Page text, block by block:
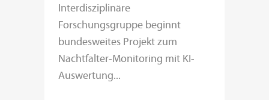
Interdisziplinäre
Forschungsgruppe beginnt
bundesweites Projekt zum
Nachtfalter-Monitoring mit KI-
Auswertung...